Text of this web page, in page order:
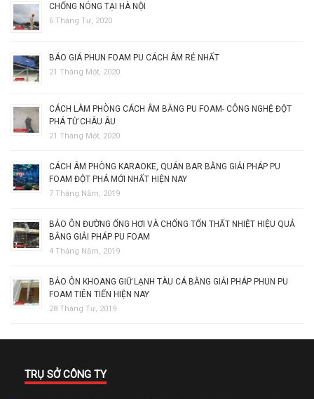
CHỐNG NÓNG TẠI HÀ NỘI
6 Tháng Tư, 2020
BÁO GIÁ PHUN FOAM PU CÁCH ÂM RẺ NHẤT
21 Tháng Một, 2020
CÁCH LÀM PHÒNG CÁCH ÂM BẰNG PU FOAM- CÔNG NGHỆ ĐỘT
PHÁ TỪ CHÂU ÂU
21 Tháng Một, 2020
CÁCH ÂM PHÒNG KARAOKE, QUÁN BAR BẰNG GIẢI PHÁP PU
FOAM ĐỘT PHÁ MỚI NHẤT HIỆN NAY
7 Tháng Năm, 2019
BẢO ÔN ĐƯỜNG ỐNG HƠI VÀ CHỐNG TỔN THẤT NHIỆT HIỆU QUẢ
BẰNG GIẢI PHÁP PU FOAM
4 Tháng Năm, 2019
BẢO ÔN KHOANG GIỮ LẠNH TÀU CÁ BẰNG GIẢI PHÁP PHUN PU
FOAM TIÊN TIẾN HIỆN NAY
28 Tháng Tư, 2019
TRỤ SỞ CÔNG TY